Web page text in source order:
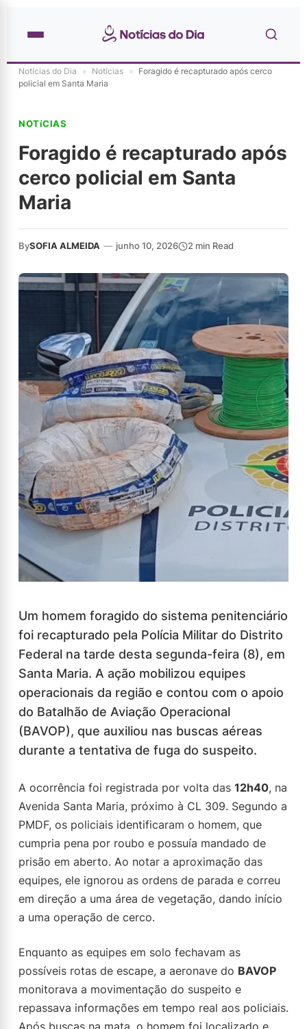
Notícias do Dia » Notícias » Foragido é recapturado após cerco
policial em Santa Maria
NOTíCIAS
Foragido é recapturado após
cerco policial em Santa
Maria
BySOFIA ALMEIDA — junho 10, 2026 2 min Read
Um homem foragido do sistema penitenciário
foi recapturado pela Polícia Militar do Distrito
Federal na tarde desta segunda-feira (8), em
Santa Maria. A ação mobilizou equipes
operacionais da região e contou com o apoio
do Batalhão de Aviação Operacional
(BAVOP), que auxiliou nas buscas aéreas
durante a tentativa de fuga do suspeito.
A ocorrência foi registrada por volta das 12h40, na
Avenida Santa Maria, próximo à CL 309. Segundo a
PMDF, os policiais identificaram o homem, que
cumpria pena por roubo e possuía mandado de
prisão em aberto. Ao notar a aproximação das
equipes, ele ignorou as ordens de parada e correu
em direção a uma área de vegetação, dando início
a uma operação de cerco.
Enquanto as equipes em solo fechavam as
possíveis rotas de escape, a aeronave do BAVOP
monitorava a movimentação do suspeito e
repassava informações em tempo real aos policiais.
Após buscas na mata, o homem foi localizado e